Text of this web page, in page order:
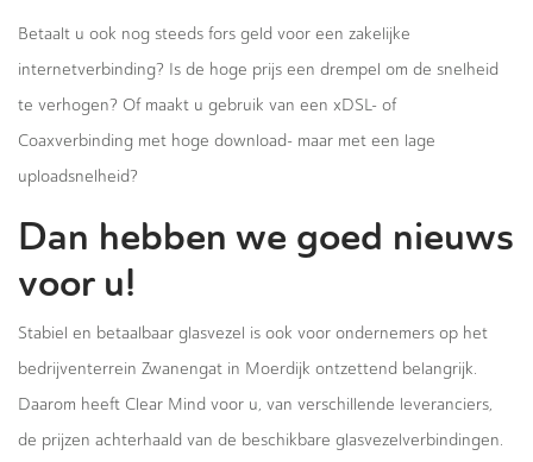
Betaalt u ook nog steeds fors geld voor een zakelijke
internetverbinding? Is de hoge prijs een drempel om de snelheid
te verhogen? Of maakt u gebruik van een xDSL- of
Coaxverbinding met hoge download- maar met een lage
uploadsnelheid?
Dan hebben we goed nieuws
voor u!
Stabiel en betaalbaar glasvezel is ook voor ondernemers op het
bedrijventerrein Zwanengat in Moerdijk ontzettend belangrijk.
Daarom heeft Clear Mind voor u, van verschillende leveranciers,
de prijzen achterhaald van de beschikbare glasvezelverbindingen.